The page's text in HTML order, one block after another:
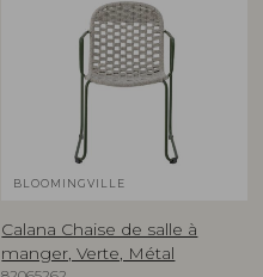
BLOOMINGVILLE
Calana Chaise de salle à
manger, Verte, Métal